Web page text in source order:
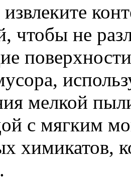
чтобы не
мелкой
с мягким
химикатов,